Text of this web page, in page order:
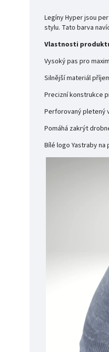
Legíny Hyper jsou
stylu. Tato barva
Vlastnosti
Vysoký pas pro
Silnější materiál
Precizní konstrukce
Perforovaný pletený
Pomáhá zakrýt
Bílé logo Yastraby na